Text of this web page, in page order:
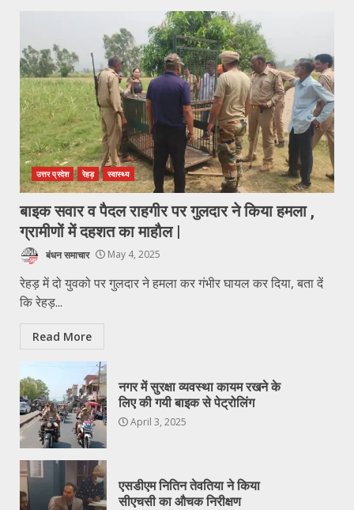
उत्तर प्रदेश रेहड़ स्वास्थ्य
बाइक सवार व पैदल राहगीर पर गुलदार ने किया हमला ,
ग्रामीणों में दहशत का माहौल |
बंधन समाचार May 4, 2025
रेहड़ में दो युवको पर गुलदार ने हमला कर गंभीर घायल कर दिया, बता दें
कि रेहड़...
Read More
नगर में सुरक्षा व्यवस्था कायम रखने के
लिए की गयी बाइक से पेट्रोलिंग
April 3, 2025
एसडीएम नितिन तेवतिया ने किया
सीएचसी का औचक निरीक्षण